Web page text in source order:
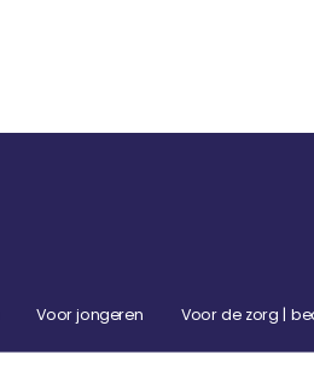
Voor jongeren Voor de zorg |